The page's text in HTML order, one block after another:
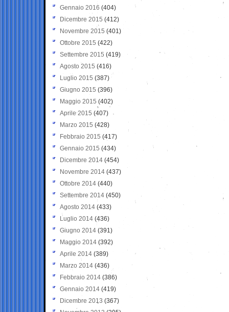
Gennaio 2016 (404)
Dicembre 2015 (412)
Novembre 2015 (401)
Ottobre 2015 (422)
Settembre 2015 (419)
Agosto 2015 (416)
Luglio 2015 (387)
Giugno 2015 (396)
Maggio 2015 (402)
Aprile 2015 (407)
Marzo 2015 (428)
Febbraio 2015 (417)
Gennaio 2015 (434)
Dicembre 2014 (454)
Novembre 2014 (437)
Ottobre 2014 (440)
Settembre 2014 (450)
Agosto 2014 (433)
Luglio 2014 (436)
Giugno 2014 (391)
Maggio 2014 (392)
Aprile 2014 (389)
Marzo 2014 (436)
Febbraio 2014 (386)
Gennaio 2014 (419)
Dicembre 2013 (367)